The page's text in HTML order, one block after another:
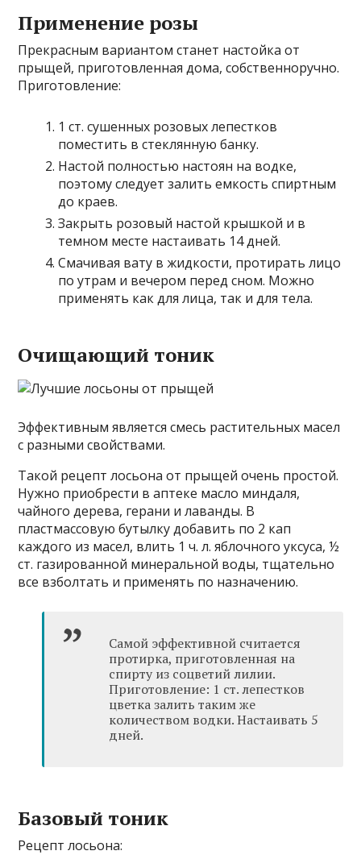
Применение розы
Прекрасным вариантом станет настойка от
прыщей, приготовленная дома, собственноручно.
Приготовление:
1 ст. сушенных розовых лепестков
поместить в стеклянную банку.
Настой полностью настоян на водке,
поэтому следует залить емкость спиртным
до краев.
Закрыть розовый настой крышкой и в
темном месте настаивать 14 дней.
Смачивая вату в жидкости, протирать лицо
по утрам и вечером перед сном. Можно
применять как для лица, так и для тела.
Очищающий тоник
Эффективным является смесь растительных масел
с разными свойствами.
Такой рецепт лосьона от прыщей очень простой.
Нужно приобрести в аптеке масло миндаля,
чайного дерева, герани и лаванды. В
пластмассовую бутылку добавить по 2 кап
каждого из масел, влить 1 ч. л. яблочного уксуса, ½
ст. газированной минеральной воды, тщательно
все взболтать и применять по назначению.
Самой эффективной считается
протирка, приготовленная на
спирту из соцветий лилии.
Приготовление: 1 ст. лепестков
цветка залить таким же
количеством водки. Настаивать 5
дней.
Базовый тоник
Рецепт лосьона: